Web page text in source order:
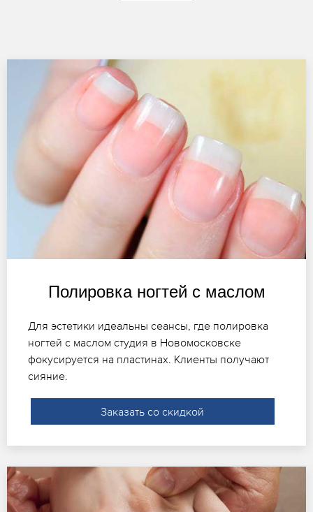
Полировка ногтей с маслом
Для эстетики идеальны сеансы, где полировка
ногтей с маслом студия в Новомосковске
фокусируется на пластинах. Клиенты получают
сияние.
Заказать со скидкой